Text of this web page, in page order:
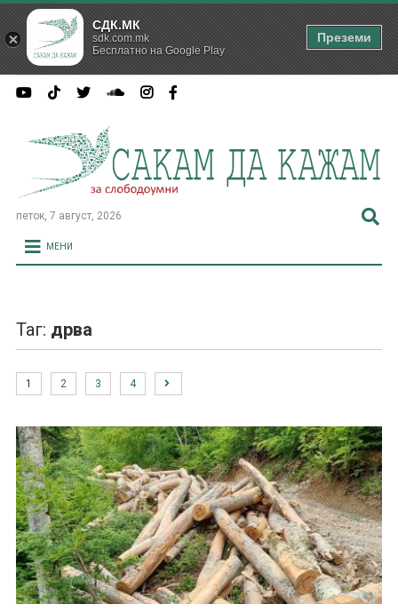
петок, 7 август, 2026
МЕНИ
Таг: дрва
1 2 3 4
СДК.МК
sdk.com.mk
Бесплатно на Google Play
Преземи